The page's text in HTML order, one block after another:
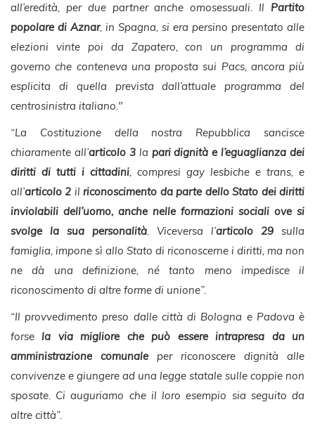
all’eredità, per due partner anche omosessuali. Il Partito
popolare di Aznar, in Spagna, si era persino presentato alle
elezioni vinte poi da Zapatero, con un programma di
governo che conteneva una proposta sui Pacs, ancora più
esplicita di quella prevista dall’attuale programma del
centrosinistra italiano."
“La Costituzione della nostra Repubblica sancisce
chiaramente all’articolo 3la pari dignità e l’eguaglianza dei
diritti di tutti i cittadini, compresi gay lesbiche e trans, e
all’articolo 2 ilriconoscimento da parte dello Stato dei diritti
inviolabili dell’uomo, anche nelle formazioni sociali ove si
svolge la sua personalità. Viceversa l’articolo 29 sulla
famiglia, impone sì allo Stato di riconoscerne i diritti, ma non
ne dà una definizione, né tanto meno impedisce il
riconoscimento di altre forme di unione”.
“Il provvedimento preso dalle città di Bologna e Padova è
forsela via migliore che può essere intrapresa da un
amministrazione comunale per riconoscere dignità alle
convivenze e giungere ad una legge statale sulle coppie non
sposate. Ci auguriamo che il loro esempio sia seguito da
altre città”.